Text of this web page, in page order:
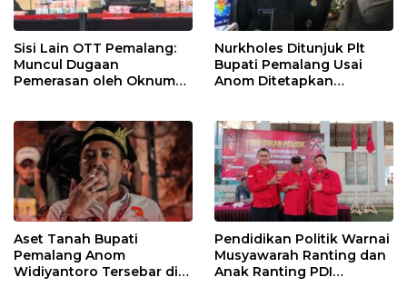
Sisi Lain OTT Pemalang:
Muncul Dugaan
Pemerasan oleh Oknum
Nurkholes Ditunjuk Plt
Bupati Pemalang Usai
Anom Ditetapkan
Aset Tanah Bupati
Pemalang Anom
Widiyantoro Tersebar di
Pendidikan Politik Warnai
Musyawarah Ranting dan
Anak Ranting PDI